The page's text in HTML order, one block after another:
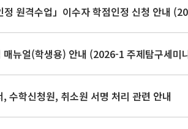
정 원격수업」이수자 학점인정 신청 안내
매뉴얼(학생용) 안내 (2026-1 주제탐구세미
수학신청원, 취소원 서명 처리 관련 안내